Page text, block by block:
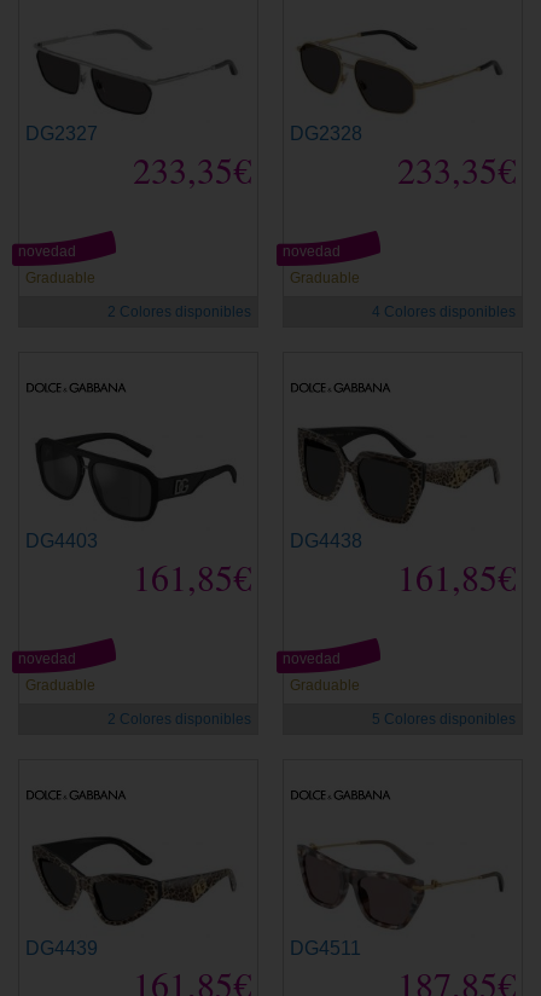
DG2327
233,35€
Graduable
novedad
2 Colores disponibles
DG2328
233,35€
Graduable
novedad
4 Colores disponibles
DG4403
161,85€
Graduable
novedad
2 Colores disponibles
DG4438
161,85€
Graduable
novedad
5 Colores disponibles
DG4439
161,85€
DG4511
187,85€